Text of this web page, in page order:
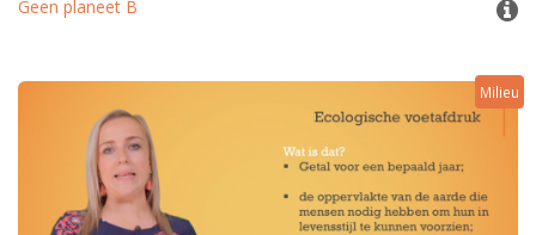
Geen planeet B
Milieu